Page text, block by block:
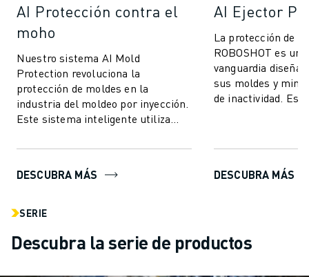
AI Protección contra el
moho
Nuestro sistema AI Mold
Protection revoluciona la
protección de moldes en la
industria del moldeo por inyección.
Este sistema inteligente utiliza
par para ofrecer ...
DESCUBRA MÁS
AI Ejector
La protección de
ROBOSHOT es un
vanguardia
sus moldes y
de inactividad.
DESCUBRA MÁS
SERIE
Descubra la serie de productos